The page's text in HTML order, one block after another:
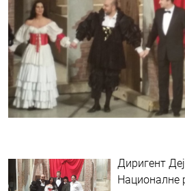
Диригент
Националне